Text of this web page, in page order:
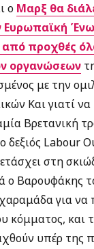
ο Μαρξ θα
Ευρωπαϊκή
από προχθές
οργανώσεων
με την
Και γιατί να
Βρετανική
ο δεξιός Labour
στη
ο Βαρουφάκης
για να
κόμματος, και
υπέρ της